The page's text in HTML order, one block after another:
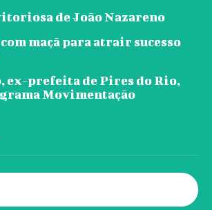
de João Nazareno
maçã para atrair sucesso
ex-prefeita de Pires do Rio,
Movimentação